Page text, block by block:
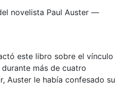
novelista Paul Auster —
este libro sobre el vínculo
más de cuatro
Auster le había confesado su